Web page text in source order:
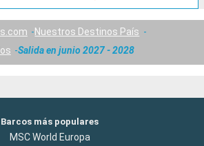
Nuestros Destinos País
Salida en junio 2027 - 2028
Barcos más populares
MSC World Europa